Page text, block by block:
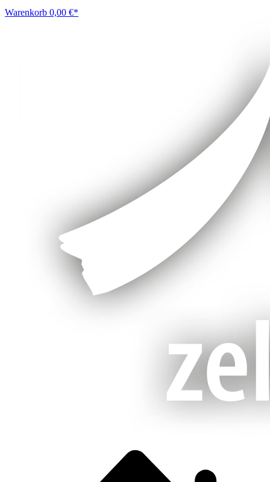
Warenkorb 0,00 €*